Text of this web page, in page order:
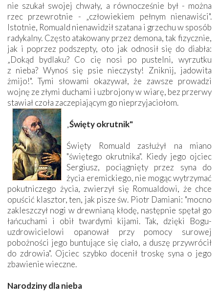
nie szukał swojej chwały, a równocześnie był - można
rzec przewrotnie - „człowiekiem pełnym nienawiści".
Istotnie, Romuald nienawidził szatana i grzechu w sposób
radykalny. Często atakowany przez demona, tak fizycznie,
jak i poprzez podszepty, oto jak odnosił się do diabła:
„Dokąd bydlaku? Co cię nosi po pustelni, wyrzutku
z nieba? Wynoś się psie nieczysty! Zniknij, jadowita
żmijo!". Tymi słowami okazywał, że zawsze prowadzi
wojnę ze złymi duchami i uzbrojony w wiarę, bez przerwy
stawiał czoła zaczepiającym go nieprzyjaciołom.
„Święty okrutnik"
Święty Romuald zasłużył na miano
"świętego okrutnika". Kiedy jego ojciec
Sergiusz, pociągnięty przez syna do
życia eremickiego, nie mogąc wytrzymać
pokutniczego życia, zwierzył się Romualdowi, że chce
opuścić klasztor, ten, jak pisze św. Piotr Damiani: "mocno
zakleszczył nogi w drewnianą kłodę, następnie spętał go
łańcuchami i obił twardymi kijami. Tak, dzięki Bogu-
uzdrowicielowi opanował przy pomocy surowej
pobożności jego buntujące się ciało, a duszę przywrócił
do zdrowia". Ojciec szybko docenił troskę syna o jego
zbawienie wieczne.
Narodziny dla nieba